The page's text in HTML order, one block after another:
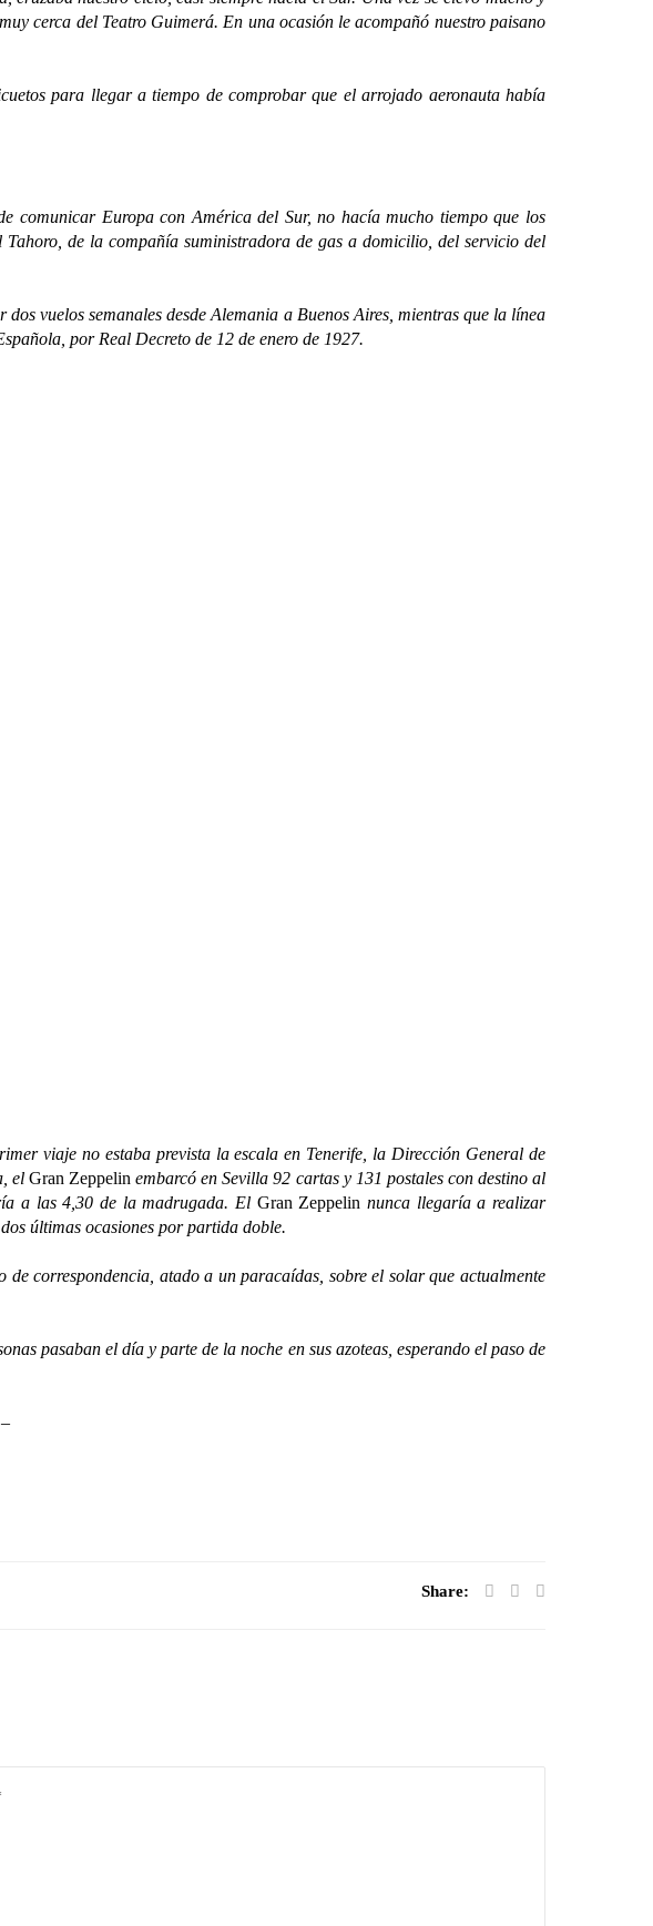
cerca del Teatro Guimerá. En una ocasión le acompañó nuestro paisano
para llegar a tiempo de comprobar que el arrojado aeronauta había
Europa con América del Sur, no hacía mucho tiempo que los
de la compañía suministradora de gas a domicilio, del servicio del
vuelos semanales desde Alemania a Buenos Aires, mientras que la línea
por Real Decreto de 12 de enero de 1927.
viaje no estaba prevista la escala en Tenerife, la Dirección General de
elGran Zeppelin embarcó en Sevilla 92 cartas y 131 postales con destino al
a las 4,30 de la madrugada. El Gran Zeppelin nunca llegaría a realizar
últimas ocasiones por partida doble.
atado a un paracaídas, sobre el solar que actualmente
pasaban el día y parte de la noche en sus azoteas, esperando el paso de
Share: